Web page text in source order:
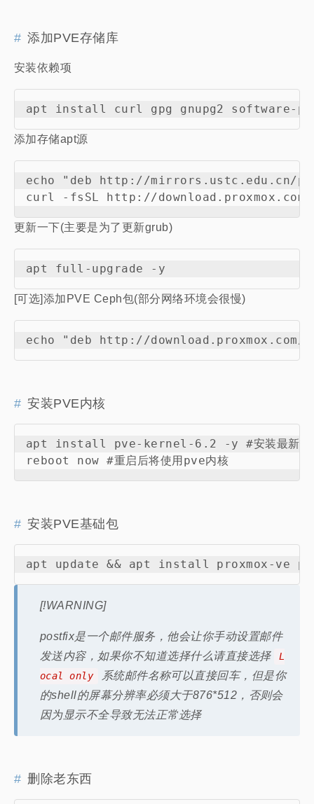
添加PVE存储库
安装依赖项
添加存储apt源
echo "deb http://mirrors.ustc.edu.cn/
更新一下(主要是为了更新grub)
[可选]添加PVE Ceph包(部分网络环境会很慢)
安装PVE内核
apt install pve-kernel-6.2 -y #安装最新的
安装PVE基础包
[!WARNING]
postfix是一个邮件服务，他会让你手动设置邮件
发送内容，如果你不知道选择什么请直接选择
L
ocal only
系统邮件名称可以直接回车，但是你
的shell的屏幕分辨率必须大于876*512，否则会
因为显示不全导致无法正常选择
删除老东西